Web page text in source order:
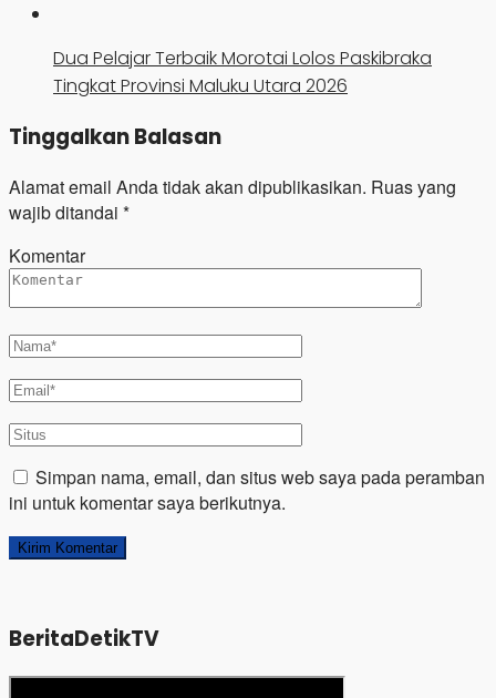
Dua Pelajar Terbaik Morotai Lolos Paskibraka
Tingkat Provinsi Maluku Utara 2026
Tinggalkan Balasan
Alamat email Anda tidak akan dipublikasikan. Ruas yang
wajib ditandai *
Komentar
Simpan nama, email, dan situs web saya pada peramban
ini untuk komentar saya berikutnya.
BeritaDetikTV